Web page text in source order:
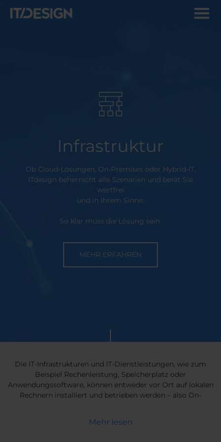
Infrastruktur
Ob Cloud-Lösungen, On-Premises oder Hybrid-IT,
ITdesign beherrscht alle Szenarien und berät Sie
wertfrei
und in Ihrem Sinne.
So klar muss die Lösung sein.
MEHR ERFAHREN
Die IT-Infrastrukturen und IT-Dienstleistungen, wie zum
Beispiel Rechenleistung, Speicherplatz oder
Anwendungssoftware, können entweder vor Ort auf lokalen
Rechnern installiert und betrieben werden – also On-
On-Premises und Cloud, also mittels Hybrid-IT. Es gibt
Mehr lesen